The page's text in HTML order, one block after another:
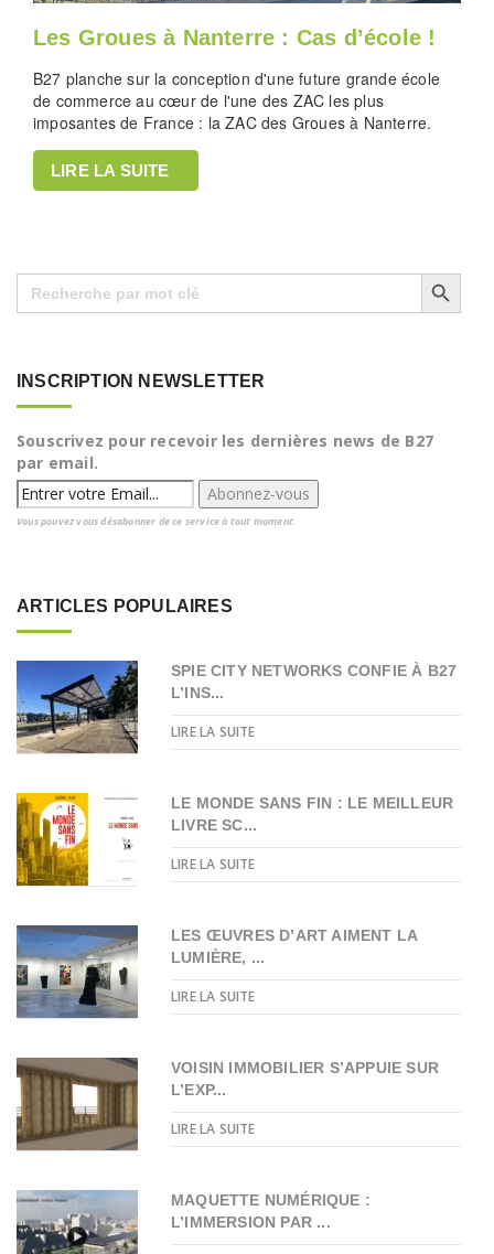
Les Groues à Nanterre : Cas d’école !
B27 planche sur la conception d'une future grande école
de commerce au cœur de l'une des ZAC les plus
imposantes de France : la ZAC des Groues à Nanterre.
LIRE LA SUITE
Search
for:
Search Button
INSCRIPTION NEWSLETTER
Souscrivez pour recevoir les dernières news de B27
par email.
Vous pouvez vous désabonner de ce service à tout moment.
ARTICLES POPULAIRES
SPIE CITY NETWORKS CONFIE À B27
L’INS...
LIRE LA SUITE
LE MONDE SANS FIN : LE MEILLEUR
LIVRE SC...
LIRE LA SUITE
LES ŒUVRES D’ART AIMENT LA
LUMIÈRE, ...
LIRE LA SUITE
VOISIN IMMOBILIER S’APPUIE SUR
L’EXP...
LIRE LA SUITE
MAQUETTE NUMÉRIQUE :
L’IMMERSION PAR ...